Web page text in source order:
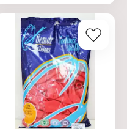
Тип товара: Воздушные
шары
Вариация: без рисунка
Эффект: металлик
Размер: 14" (36 см)
Цвет: микс
Материал: латекс
Количество в упаковке:
100 шт